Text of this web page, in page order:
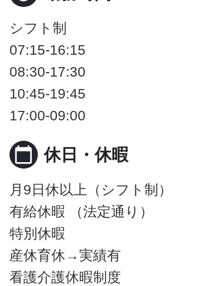
シフト制
07:15-16:15
08:30-17:30
10:45-19:45
17:00-09:00
calendar_today 休日・休暇
月9日休以上（シフト制）
有給休暇 （法定通り）
特別休暇
産休育休→実績有
看護介護休暇制度